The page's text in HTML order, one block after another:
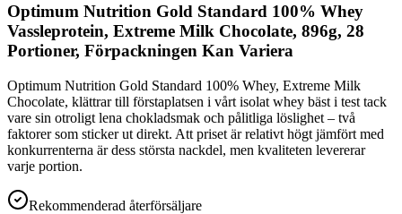
Optimum Nutrition Gold Standard 100% Whey
Vassleprotein, Extreme Milk Chocolate, 896g, 28
Portioner, Förpackningen Kan Variera
Optimum Nutrition Gold Standard 100% Whey, Extreme Milk
Chocolate, klättrar till förstaplatsen i vårt isolat whey bäst i test tack
vare sin otroligt lena chokladsmak och pålitliga löslighet – två
faktorer som sticker ut direkt. Att priset är relativt högt jämfört med
konkurrenterna är dess största nackdel, men kvaliteten levererar
varje portion.
Rekommenderad återförsäljare